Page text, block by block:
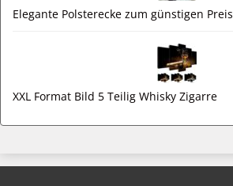
Elegante Polsterecke zum günstigen Preis
XXL Format Bild 5 Teilig Whisky Zigarre